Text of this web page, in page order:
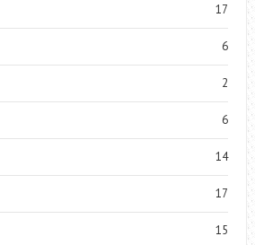
17
6
2
6
14
17
15